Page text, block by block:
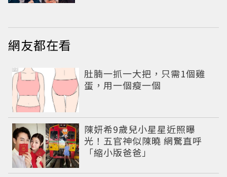
網友都在看
肚腩一抓一大把，只需1個雞
蛋，用一個瘦一個
PR
陳妍希9歲兒小星星近照曝
光！五官神似陳曉 網驚直呼
「縮小版爸爸」